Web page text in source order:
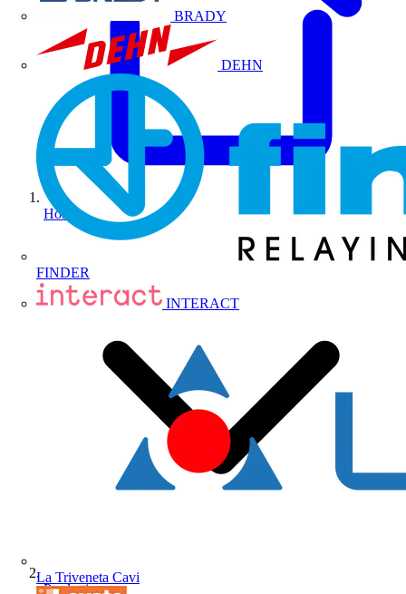
BRADY
DEHN
FINDER
INTERACT
La Triveneta Cavi
Home
Prodotti